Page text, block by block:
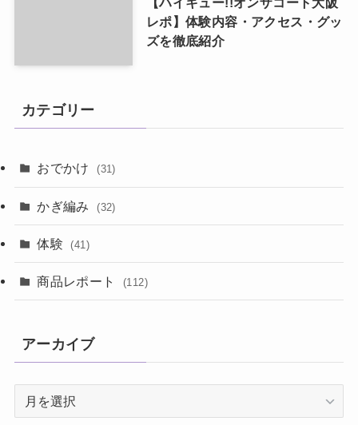
レポ】体験内容・アクセス・グッ
ズを徹底紹介
カテゴリー
おでかけ (31)
かぎ編み (32)
体験 (41)
商品レポート (112)
アーカイブ